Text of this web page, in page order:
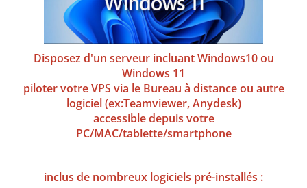
Disposez d'un serveur incluant Windows10 ou
Windows 11
piloter votre VPS via le Bureau à distance ou autre
logiciel (ex:Teamviewer, Anydesk)
accessible depuis votre
PC/MAC/tablette/smartphone
inclus de nombreux logiciels pré-installés :